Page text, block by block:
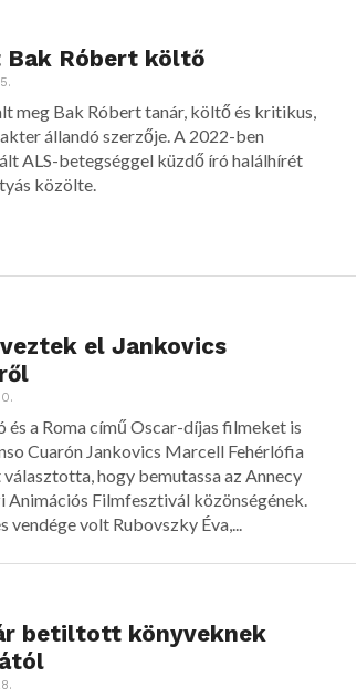
Bak Róbert költő
meg Bak Róbert tanár, költő és kritikus,
állandó szerzője. A 2022-ben
ALS-betegséggel küzdő író halálhírét
közölte.
el Jankovics
és a Roma című Oscar-díjas filmeket is
Cuarón Jankovics Marcell Fehérlófia
hogy bemutassa az Annecy
Animációs Filmfesztivál közönségének.
vendége volt Rubovszky Éva,...
betiltott könyveknek